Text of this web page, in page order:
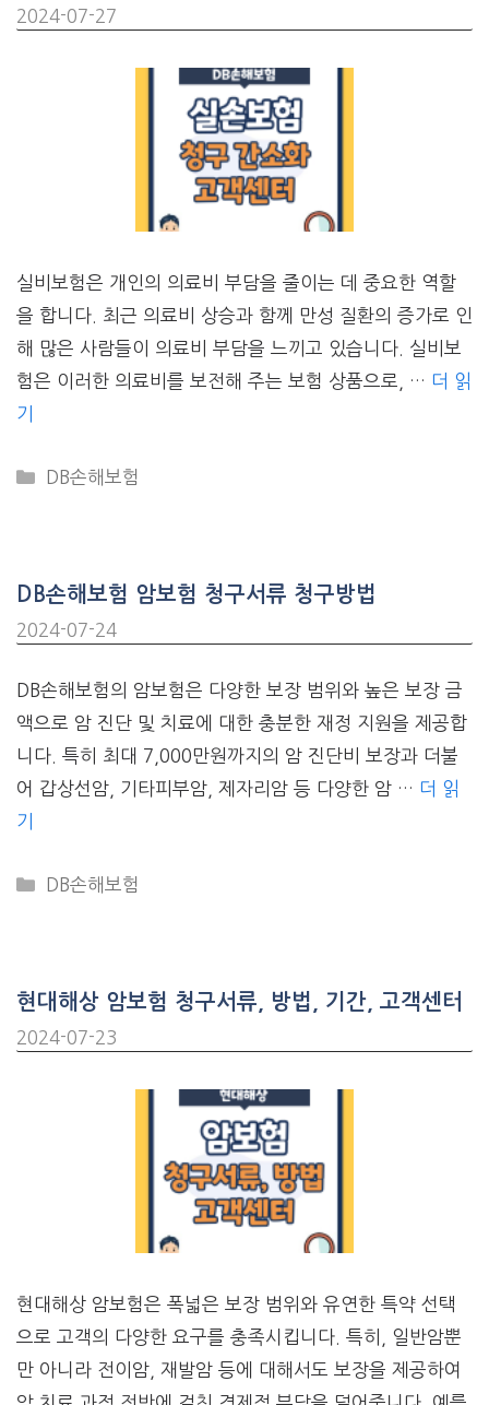
2024-07-27
실비보험은 개인의 의료비 부담을 줄이는 데 중요한 역할
을 합니다. 최근 의료비 상승과 함께 만성 질환의 증가로 인
해 많은 사람들이 의료비 부담을 느끼고 있습니다. 실비보
험은 이러한 의료비를 보전해 주는 보험 상품으로, … 더 읽
기
CATEGORIES
DB손해보험
DB손해보험 암보험 청구서류 청구방법
2024-07-24
DB손해보험의 암보험은 다양한 보장 범위와 높은 보장 금
액으로 암 진단 및 치료에 대한 충분한 재정 지원을 제공합
니다. 특히 최대 7,000만원까지의 암 진단비 보장과 더불
어 갑상선암, 기타피부암, 제자리암 등 다양한 암 … 더 읽
기
CATEGORIES
DB손해보험
현대해상 암보험 청구서류, 방법, 기간, 고객센터
2024-07-23
현대해상 암보험은 폭넓은 보장 범위와 유연한 특약 선택
으로 고객의 다양한 요구를 충족시킵니다. 특히, 일반암뿐
만 아니라 전이암, 재발암 등에 대해서도 보장을 제공하여